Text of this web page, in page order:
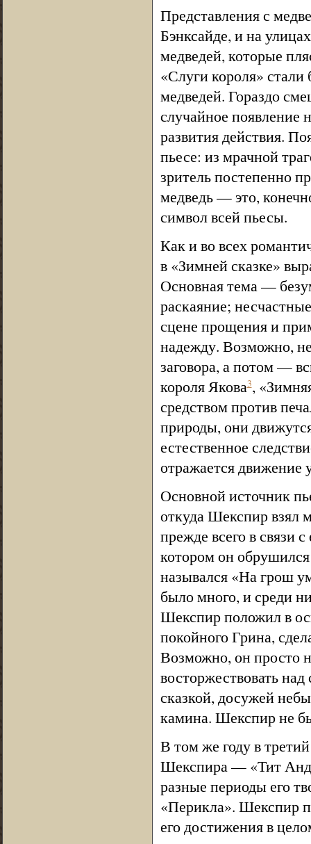
Представления с
Бэнксайде, и на
медведей, которые
«Слуги короля» стали
медведей. Гораздо
случайное появление
развития действия.
пьесе: из мрачной
зритель постепенно
медведь — это,
символ всей пьесы.
Как и во всех
в «Зимней сказке»
Основная тема —
раскаяние;
сцене прощения и
надежду. Возможно,
заговора, а потом —
короля Якова3,
средством против
природы, они
естественное
отражается движение
Основной источник
откуда Шекспир взял
прежде всего в связи
котором он
назывался «На грош
было много, и среди
Шекспир положил в
покойного Грина,
Возможно, он просто
восторжествовать
сказкой, досужей
камина. Шекспир не
В том же году в
Шекспира — «Тит
разные периоды его
«Перикла». Шекспир
его достижения в